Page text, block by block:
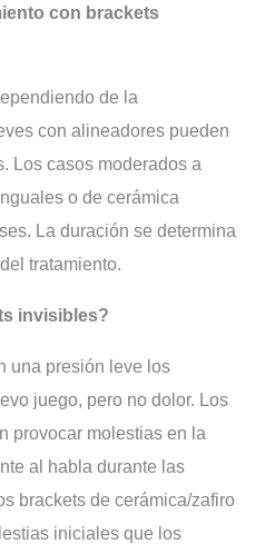
con brackets
de la
con alineadores pueden
Los casos moderados a
o de cerámica
La duración se determina
tratamiento.
invisibles?
una presión leve los
juego, pero no dolor. Los
provocar molestias en la
al habla durante las
brackets de cerámica/zafiro
iniciales que los